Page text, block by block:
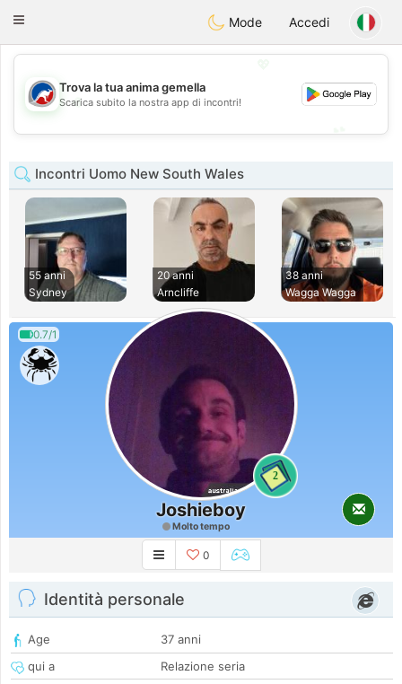
AustraliaChat
Toggle
Mode Accedi
💖
💕
Trova la tua anima gemella
Scarica subito la nostra app di incontri!
Incontri Uomo New South Wales
55 anni
Sydney
20 anni
Arncliffe
38 anni
Wagga Wagga
0.7/1
2
Joshieboy
Molto tempo
0
Identità personale
Age
37 anni
qui a
Relazione seria